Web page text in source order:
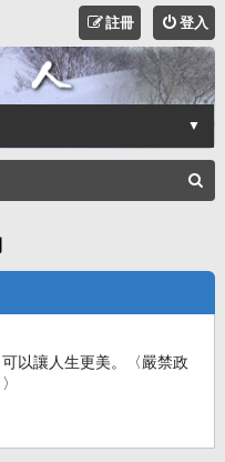
登入
註冊
▼
以讓人生更美。〈嚴禁政